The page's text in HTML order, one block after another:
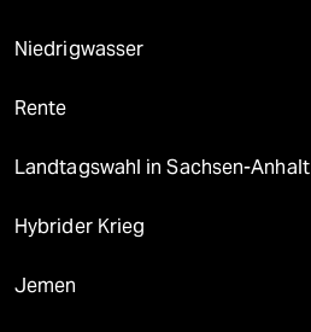
Niedrigwasser
Rente
Landtagswahl in Sachsen-Anhalt
Hybrider Krieg
Jemen